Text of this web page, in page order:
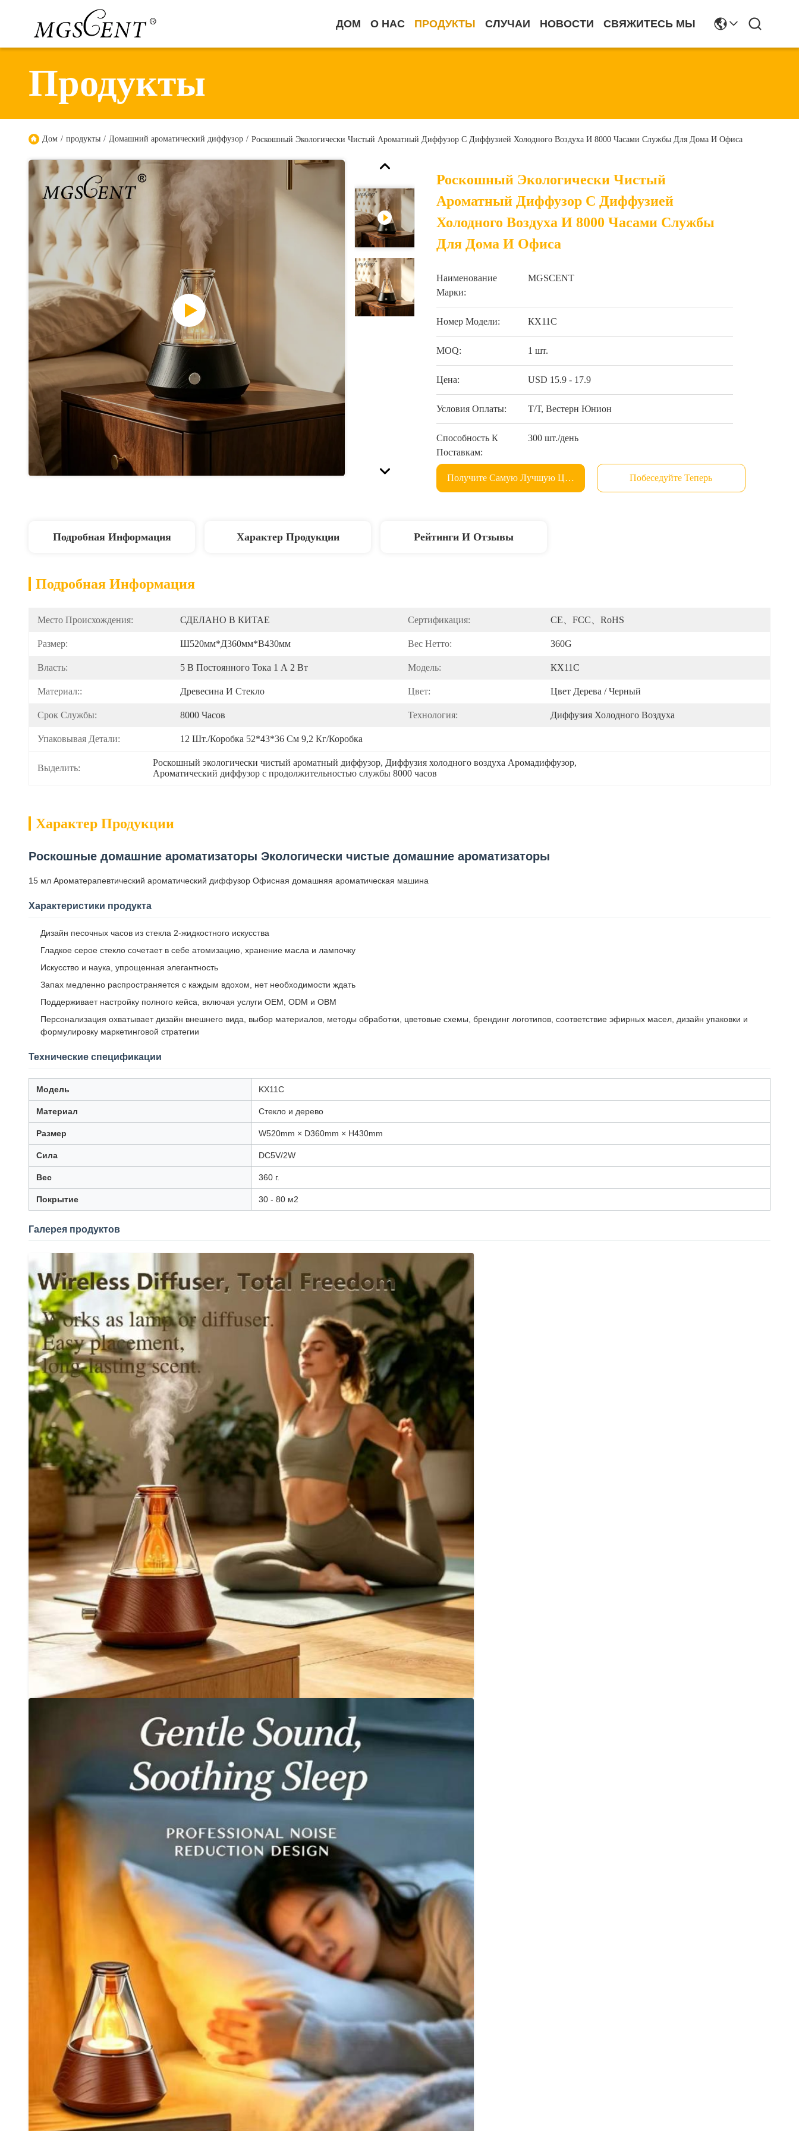
ДОМ О НАС ПРОДУКТЫ СЛУЧАИ НОВОСТИ СВЯЖИТЕСЬ МЫ
Продукты
Дом / продукты / Домашний ароматический диффузор / Роскошный Экологически Чистый Ароматный Диффузор С Диффузией Холодного Воздуха И 8000 Часами Службы Для Дома И Офиса
Роскошный Экологически Чистый
Ароматный Диффузор С Диффузией
Холодного Воздуха И 8000 Часами Службы
Для Дома И Офиса
Наименование
Марки:
MGSCENT
Номер Модели: КХ11С
MOQ: 1 шт.
Цена: USD 15.9 - 17.9
Условия Оплаты: Т/Т, Вестерн Юнион
Способность К
Поставкам:
300 шт./день
Получите Самую Лучшую Цену Побеседуйте Теперь
Подробная Информация Характер Продукции Рейтинги И Отзывы
Подробная Информация
Место Происхождения: СДЕЛАНО В КИТАЕ Сертификация: CE、FCC、RoHS
Размер: Ш520мм*Д360мм*В430мм Вес Нетто: 360G
Власть: 5 В Постоянного Тока 1 А 2 Вт Модель: КХ11С
Материал:: Древесина И Стекло Цвет: Цвет Дерева / Черный
Срок Службы: 8000 Часов Технология: Диффузия Холодного Воздуха
Упаковывая Детали: 12 Шт./коробка 52*43*36 См 9,2 Кг/коробка
Выделить:
Роскошный экологически чистый ароматный диффузор, Диффузия холодного воздуха Аромадиффузор,
Ароматический диффузор с продолжительностью службы 8000 часов
Характер Продукции
Роскошные домашние ароматизаторы Экологически чистые домашние ароматизаторы
15 мл Ароматерапевтический ароматический диффузор Офисная домашняя ароматическая машина
Характеристики продукта
Дизайн песочных часов из стекла 2-жидкостного искусства
Гладкое серое стекло сочетает в себе атомизацию, хранение масла и лампочку
Искусство и наука, упрощенная элегантность
Запах медленно распространяется с каждым вдохом, нет необходимости ждать
Поддерживает настройку полного кейса, включая услуги OEM, ODM и OBM
Персонализация охватывает дизайн внешнего вида, выбор материалов, методы обработки, цветовые схемы, брендинг логотипов, соответствие эфирных масел, дизайн упаковки и
формулировку маркетинговой стратегии
Технические спецификации
Модель KX11C
Материал Стекло и дерево
Размер W520mm × D360mm × H430mm
Сила DC5V/2W
Вес 360 г.
Покрытие 30 - 80 м2
Галерея продуктов